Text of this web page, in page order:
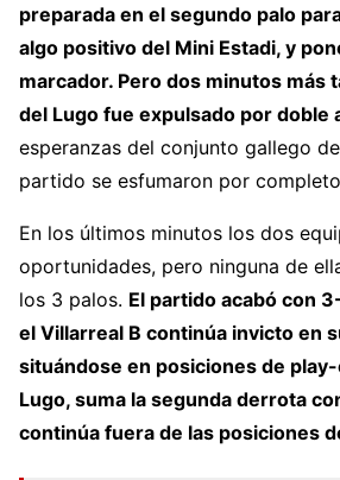
preparada en el segundo palo
algo positivo del Mini Estadi, y
marcador. Pero dos minutos más
del Lugo fue expulsado por doble
esperanzas del conjunto gallego
partido se esfumaron por
En los últimos minutos los dos
oportunidades, pero ninguna de
los 3 palos. El partido acabó con
el Villarreal B continúa invicto en
situándose en posiciones de
Lugo, suma la segunda derrota
continúa fuera de las posiciones